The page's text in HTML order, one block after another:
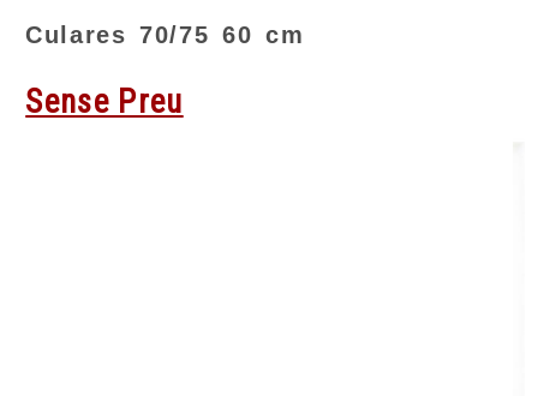
Culares 70/75 60 cm
Sense Preu